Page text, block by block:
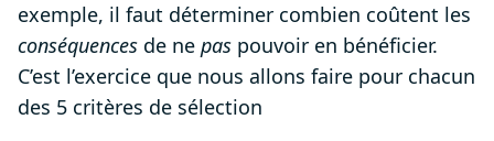
exemple, il faut déterminer combien coûtent les
conséquences de ne pas pouvoir en bénéficier.
C’est l’exercice que nous allons faire pour chacun
des 5 critères de sélection